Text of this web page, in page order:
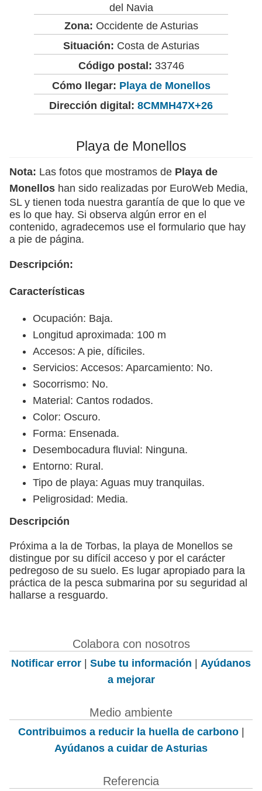
del Navia
Zona: Occidente de Asturias
Situación: Costa de Asturias
Código postal: 33746
Cómo llegar: Playa de Monellos
Dirección digital: 8CMMH47X+26
Playa de Monellos
Nota: Las fotos que mostramos de Playa de
Monellos han sido realizadas por EuroWeb Media,
SL y tienen toda nuestra garantía de que lo que ve
es lo que hay. Si observa algún error en el
contenido, agradecemos use el formulario que hay
a pie de página.
Descripción:
Características
Ocupación: Baja.
Longitud aproximada: 100 m
Accesos: A pie, díficiles.
Servicios: Accesos: Aparcamiento: No.
Socorrismo: No.
Material: Cantos rodados.
Color: Oscuro.
Forma: Ensenada.
Desembocadura fluvial: Ninguna.
Entorno: Rural.
Tipo de playa: Aguas muy tranquilas.
Peligrosidad: Media.
Descripción
Próxima a la de Torbas, la playa de Monellos se
distingue por su difícil acceso y por el carácter
pedregoso de su suelo. Es lugar apropiado para la
práctica de la pesca submarina por su seguridad al
hallarse a resguardo.
Colabora con nosotros
Notificar error | Sube tu información | Ayúdanos
a mejorar
Medio ambiente
Contribuimos a reducir la huella de carbono|
Ayúdanos a cuidar de Asturias
Referencia